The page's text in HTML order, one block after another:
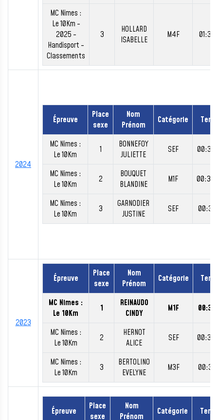
MC Nimes :
Le 10Km -
2025 -
Handisport -
Classements
3
HOLLARD
ISABELLE
M4F
2024
Épreuve
Place
sexe
Nom
Prénom
Catégorie
MC Nimes :
Le 10Km
1
BONNEFOY
JULIETTE
SEF
MC Nimes :
Le 10Km
2
BOUQUET
BLANDINE
M1F
MC Nimes :
Le 10Km
3
GARNODIER
JUSTINE
SEF
2023
Épreuve
Place
sexe
Nom
Prénom
Catégorie
MC Nimes :
Le 10Km
1
REINAUDO
CINDY
M1F
MC Nimes :
Le 10Km
2
HERNOT
ALICE
SEF
MC Nimes :
Le 10Km
3
BERTOLINO
EVELYNE
M3F
Épreuve
Place
sexe
Nom
Prénom
Catégorie